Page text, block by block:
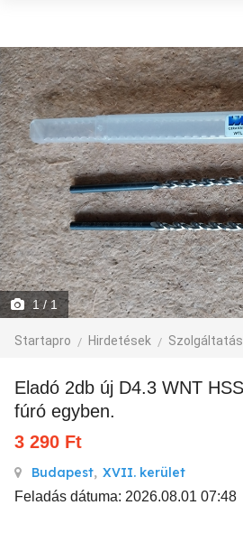
1/ 1
Startapro Hirdetések Szolgáltatás
Eladó 2db új D4.3 WNT HSS-E nitridált hosszú
fúró egyben.
3 290 Ft
Budapest, XVII. kerület
Feladás dátuma: 2026.08.01 07:48